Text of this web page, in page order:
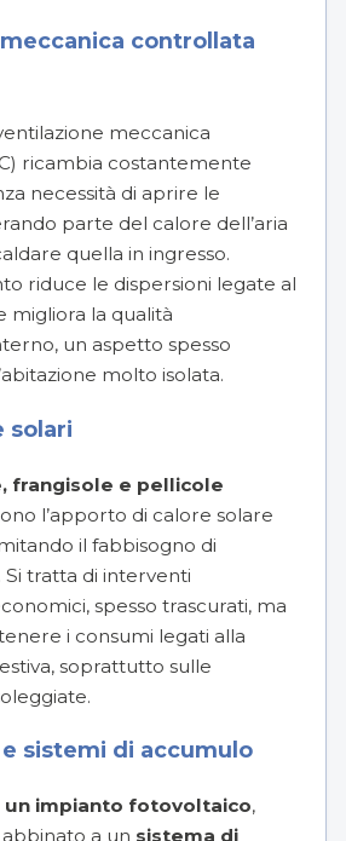
controllata
meccanica
ricambia costantemente
necessità di aprire le
parte del calore dell’aria
quella in ingresso.
riduce le dispersioni legate al
migliora la qualità
un aspetto spesso
molto isolata.
solari
frangisole e pellicole
l’apporto di calore solare
il fabbisogno di
tratta di interventi
spesso trascurati, ma
i consumi legati alla
soprattutto sulle
sistemi di accumulo
un impianto fotovoltaico,
a un sistema di